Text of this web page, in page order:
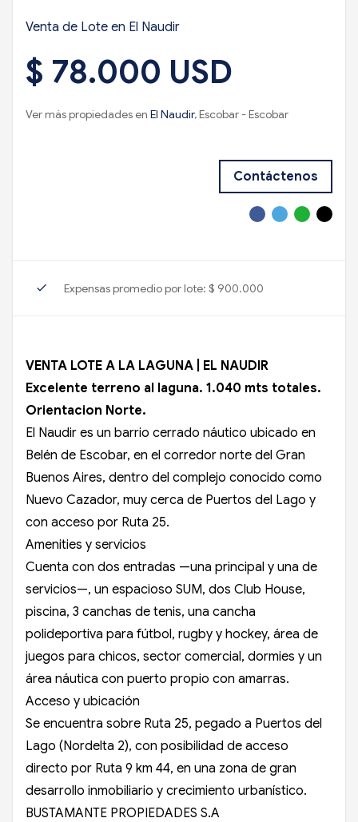
Venta de Lote en El Naudir
$ 78.000 USD
Ver más propiedades en El Naudir, Escobar - Escobar
Contáctenos
check Expensas promedio por lote: $ 900.000
VENTA LOTE A LA LAGUNA | EL NAUDIR
Excelente terreno al laguna. 1.040 mts totales.
Orientacion Norte.
El Naudir es un barrio cerrado náutico ubicado en
Belén de Escobar, en el corredor norte del Gran
Buenos Aires, dentro del complejo conocido como
Nuevo Cazador, muy cerca de Puertos del Lago y
con acceso por Ruta 25.
Amenities y servicios
Cuenta con dos entradas —una principal y una de
servicios—, un espacioso SUM, dos Club House,
piscina, 3 canchas de tenis, una cancha
polideportiva para fútbol, rugby y hockey, área de
juegos para chicos, sector comercial, dormies y un
área náutica con puerto propio con amarras.
Acceso y ubicación
Se encuentra sobre Ruta 25, pegado a Puertos del
Lago (Nordelta 2), con posibilidad de acceso
directo por Ruta 9 km 44, en una zona de gran
desarrollo inmobiliario y crecimiento urbanístico.
BUSTAMANTE PROPIEDADES S.A